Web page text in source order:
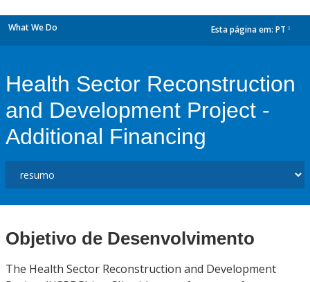
What We Do Esta página em: PT
Health Sector Reconstruction
and Development Project -
Additional Financing
Objetivo de Desenvolvimento
The Health Sector Reconstruction and Development